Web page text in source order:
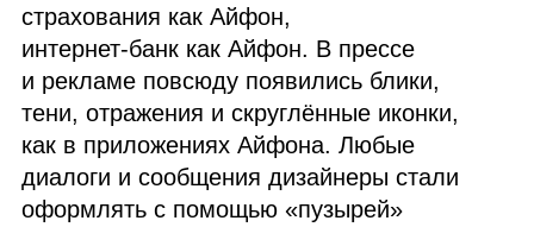
страхования как Айфон,
интернет‑банк как Айфон. В прессе
и рекламе повсюду появились блики,
тени, отражения и скруглённые иконки,
как в приложениях Айфона. Любые
диалоги и сообщения дизайнеры стали
оформлять с помощью «пузырей»